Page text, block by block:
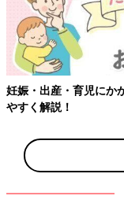
【ワクチン接種できる